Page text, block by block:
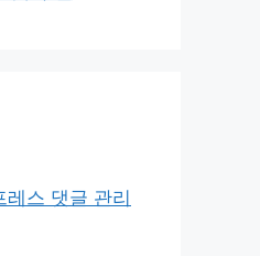
레스 댓글 관리